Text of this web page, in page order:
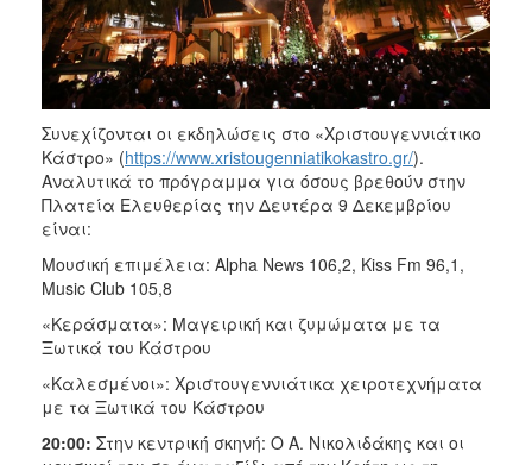
ΔΗΜΟΤΗΣ
ΕΠΙΣΚΕΠΤΗΣ
ΗΡΑΚΛΕΙΟ
Συνεχίζονται οι εκδηλώσεις στο «Χριστουγεννιάτικο
Κάστρο» (https://www.xristougenniatikokastro.gr/).
Αναλυτικά το πρόγραμμα για όσους βρεθούν στην
Πλατεία Ελευθερίας την Δευτέρα 9 Δεκεμβρίου
είναι:
Μουσική επιμέλεια: Alpha Νews 106,2, Κiss Fm 96,1,
Music Club 105,8
«Κεράσματα»: Μαγειρική και ζυμώματα με τα
Ξωτικά του Κάστρου
«Καλεσμένοι»: Χριστουγεννιάτικα χειροτεχνήματα
με τα Ξωτικά του Κάστρου
20:00: Στην κεντρική σκηνή: Ο Α. Νικολιδάκης και οι